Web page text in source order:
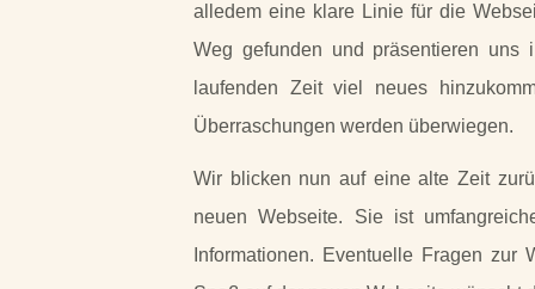
alledem eine klare Linie für die
Weg gefunden und präsentieren
laufenden Zeit viel neues
Überraschungen werden überwiegen.
Wir blicken nun auf eine alte Zeit
neuen Webseite. Sie ist
Informationen. Eventuelle Fragen